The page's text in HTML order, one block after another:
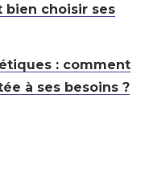
bien choisir ses
: comment
à ses besoins ?